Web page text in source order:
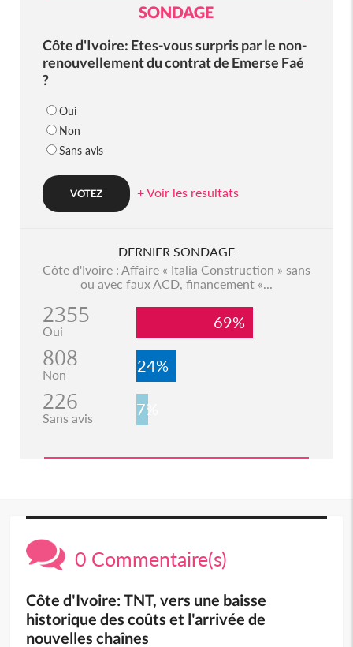
SONDAGE
Côte d'Ivoire: Etes-vous surpris par le non-
renouvellement du contrat de Emerse Faé
?
Oui
Non
Sans avis
+ Voir les resultats
DERNIER SONDAGE
Côte d'Ivoire : Affaire « Italia Construction » sans
ou avec faux ACD, financement «...
2355
Oui 69%
808
Non 24%
226
Sans avis 7%
0 Commentaire(s)
Côte d'Ivoire: TNT, vers une baisse
historique des coûts et l'arrivée de
nouvelles chaînes